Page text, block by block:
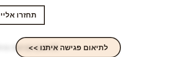
תחזרו אליי
לתיאום פגישה איתנו >>